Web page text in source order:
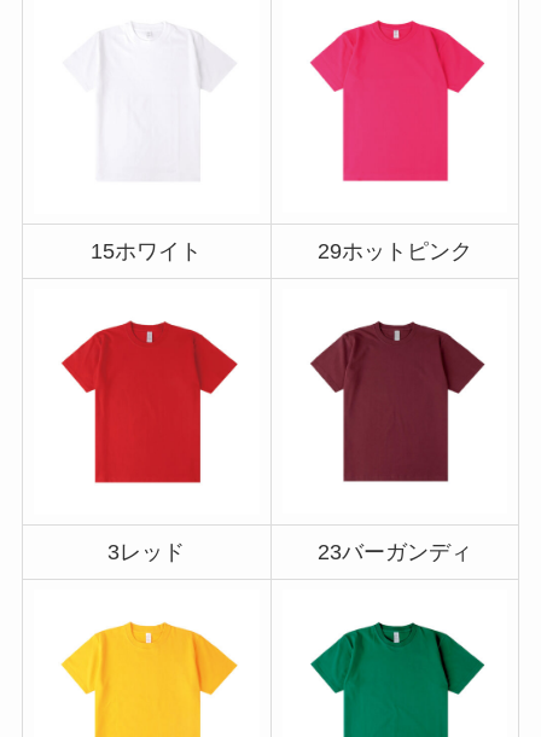
15ホワイト 29ホットピンク
3レッド 23バーガンディ